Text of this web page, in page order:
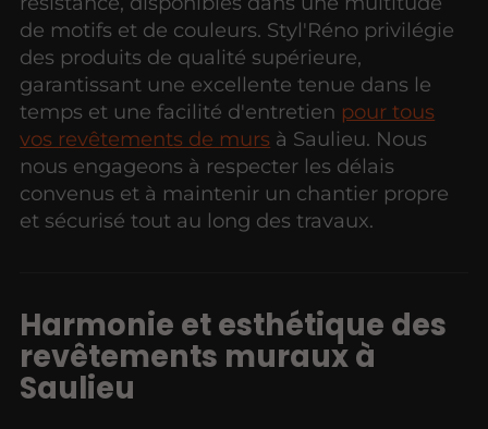
de motifs et de couleurs. Styl'Réno privilégie
des produits de qualité supérieure,
garantissant une excellente tenue dans le
temps et une facilité d'entretien pour tous
vos revêtements de murs à Saulieu. Nous
nous engageons à respecter les délais
convenus et à maintenir un chantier propre
et sécurisé tout au long des travaux.
Harmonie et esthétique des
revêtements muraux à
Saulieu